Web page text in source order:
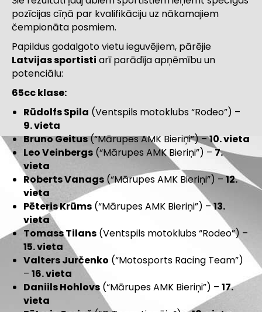
pozīcijas cīņā par kvalifikāciju uz nākamajiem
čempionāta posmiem.
Papildus godalgoto vietu ieguvējiem, pārējie
Latvijas sportisti arī parādīja apņēmību un
potenciālu:
65cc klase:
Rūdolfs Spila (Ventspils motoklubs “Rodeo”) –
9. vieta
Bruno Geitus(“Mārupes AMK Bieriņi”) –10. vieta
Leo Veinbergs (“Mārupes AMK Bieriņi”) –7.
vieta
Roberts Vanags (“Mārupes AMK Bieriņi”) –12.
vieta
Pēteris Krūms (“Mārupes AMK Bieriņi”) –13.
vieta
Tomass Tilans (Ventspils motoklubs “Rodeo”) –
15. vieta
Valters Jurčenko (“Motosports Racing Team”)
– 16. vieta
Daniils Hohlovs (“Mārupes AMK Bieriņi”) – 17.
vieta